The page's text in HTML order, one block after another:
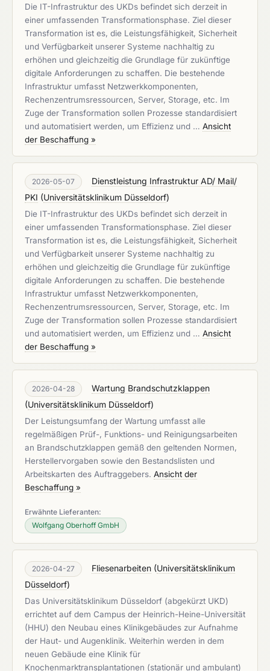
Die IT-Infrastruktur des UKDs befindet sich derzeit in
einer umfassenden Transformationsphase. Ziel dieser
Transformation ist es, die Leistungsfähigkeit, Sicherheit
und Verfügbarkeit unserer Systeme nachhaltig zu
erhöhen und gleichzeitig die Grundlage für zukünftige
digitale Anforderungen zu schaffen. Die bestehende
Infrastruktur umfasst Netzwerkkomponenten,
Rechenzentrumsressourcen, Server, Storage, etc. Im
Zuge der Transformation sollen Prozesse standardisiert
und automatisiert werden, um Effizienz und … Ansicht
der Beschaffung »
2026-05-07
Dienstleistung Infrastruktur AD/ Mail/
PKI (Universitätsklinikum Düsseldorf)
Die IT-Infrastruktur des UKDs befindet sich derzeit in
einer umfassenden Transformationsphase. Ziel dieser
Transformation ist es, die Leistungsfähigkeit, Sicherheit
und Verfügbarkeit unserer Systeme nachhaltig zu
erhöhen und gleichzeitig die Grundlage für zukünftige
digitale Anforderungen zu schaffen. Die bestehende
Infrastruktur umfasst Netzwerkkomponenten,
Rechenzentrumsressourcen, Server, Storage, etc. Im
Zuge der Transformation sollen Prozesse standardisiert
und automatisiert werden, um Effizienz und … Ansicht
der Beschaffung »
2026-04-28
Wartung Brandschutzklappen
(Universitätsklinikum Düsseldorf)
Der Leistungsumfang der Wartung umfasst alle
regelmäßigen Prüf-, Funktions- und Reinigungsarbeiten
an Brandschutzklappen gemäß den geltenden Normen,
Herstellervorgaben sowie den Bestandslisten und
Arbeitskarten des Auftraggebers. Ansicht der
Beschaffung »
Erwähnte Lieferanten:
Wolfgang Oberhoff GmbH
2026-04-27 Fliesenarbeiten (Universitätsklinikum
Düsseldorf)
Das Universitätsklinikum Düsseldorf (abgekürzt UKD)
errichtet auf dem Campus der Heinrich-Heine-Universität
(HHU) den Neubau eines Klinikgebäudes zur Aufnahme
der Haut- und Augenklinik. Weiterhin werden in dem
neuen Gebäude eine Klinik für
Knochenmarktransplantationen (stationär und ambulant)